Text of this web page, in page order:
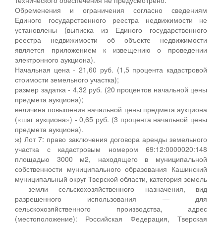
Обременения и ограничения согласно сведениям
Единого государственного реестра недвижимости не
установлены (выписка из Единого государственного
реестра недвижимости об объекте недвижимости
является приложением к извещению о проведении
электронного аукциона).
Начальная цена - 21,60 руб. (1,5 процента кадастровой
стоимости земельного участка);
размер задатка - 4,32 руб. (20 процентов начальной цены
предмета аукциона);
величина повышения начальной цены предмета аукциона
(«шаг аукциона») - 0,65 руб. (3 процента начальной цены
предмета аукциона).
ж) Лот 7: право заключения договора аренды земельного
участка с кадастровым номером 69:12:0000020:148
площадью 3000 м2, находящего в муниципальной
собственности муниципального образования Кашинский
муниципальный округ Тверской области, категория земель
- земли сельскохозяйственного назначения, вид
разрешенного использования — для
сельскохозяйственного производства, адрес
(местоположение): Российская Федерация, Тверская